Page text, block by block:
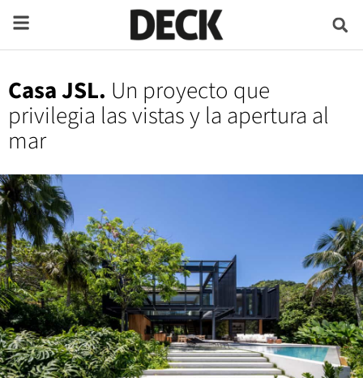
Casa JSL. Un proyecto que
privilegia las vistas y la apertura al
mar